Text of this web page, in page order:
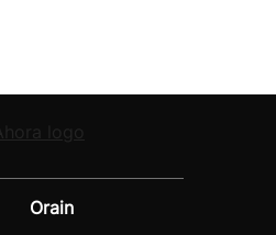
Orain